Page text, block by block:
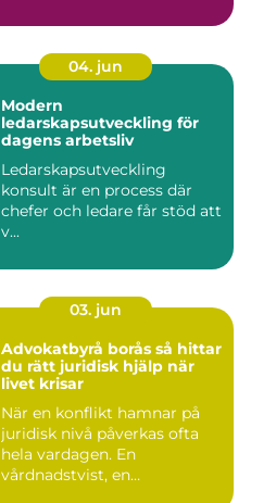
04. jun
Modern
ledarskapsutveckling för
dagens arbetsliv
Ledarskapsutveckling
konsult är en process där
chefer och ledare får stöd att
v...
03. jun
Advokatbyrå borås så hittar
du rätt juridisk hjälp när
livet krisar
När en konflikt hamnar på
juridisk nivå påverkas ofta
hela vardagen. En
vårdnadstvist, en